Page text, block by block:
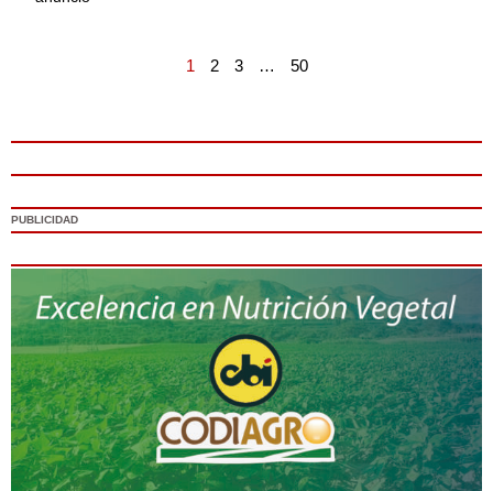
1 2 3 … 50
PUBLICIDAD